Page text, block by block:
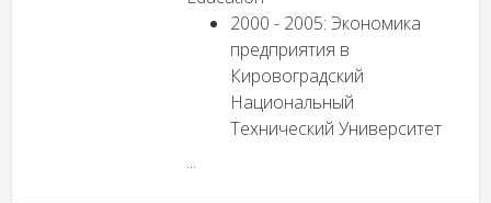
2000 - 2005: Экономика
предприятия в
Кировоградский
Национальный
Технический Университет
...